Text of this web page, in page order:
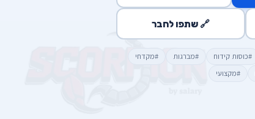
🔗 שתפו לחבר
#כוסות קידוח #מברגות
#מקדחי
#מקצועי